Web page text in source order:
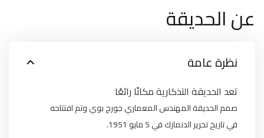
عن الحديقة
نظرة عامة
تعد الحديقة التذكارية مكانًا رائعًا
صمم الحديقة المهندس المعماري جورج بوي وتم افتتاحه
في تاريخ تحرير الدنمارك في 5 مايو 1951.